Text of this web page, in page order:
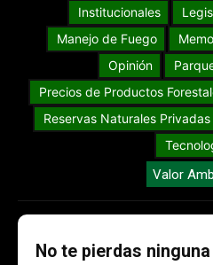
Institucionales
Manejo de Fuego
Opinión
Precios de Productos
Reservas Naturales Privadas
Valor
No te pierdas